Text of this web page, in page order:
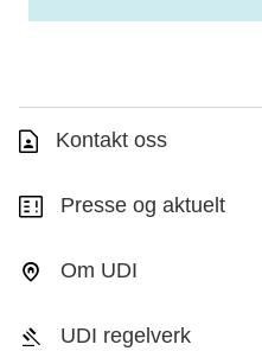
Kontakt oss
Presse og aktuelt
Om UDI
UDI regelverk